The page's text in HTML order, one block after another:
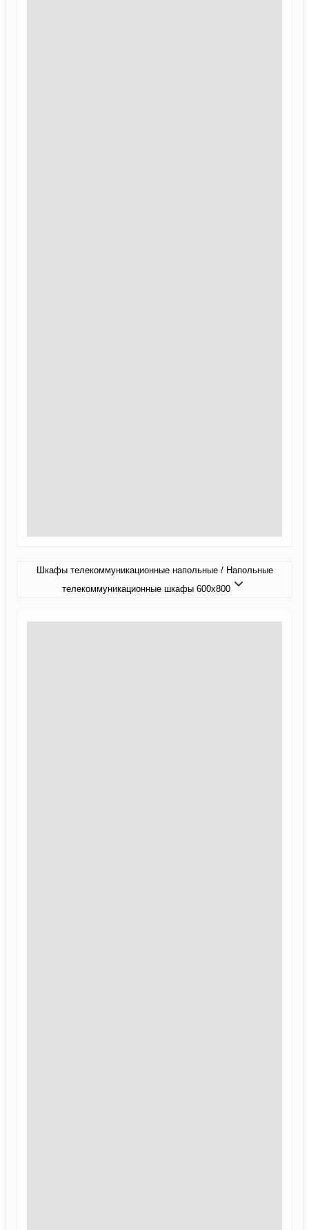
Шкафы телекоммуникационные напольные / Напольные
телекоммуникационные шкафы 600x800